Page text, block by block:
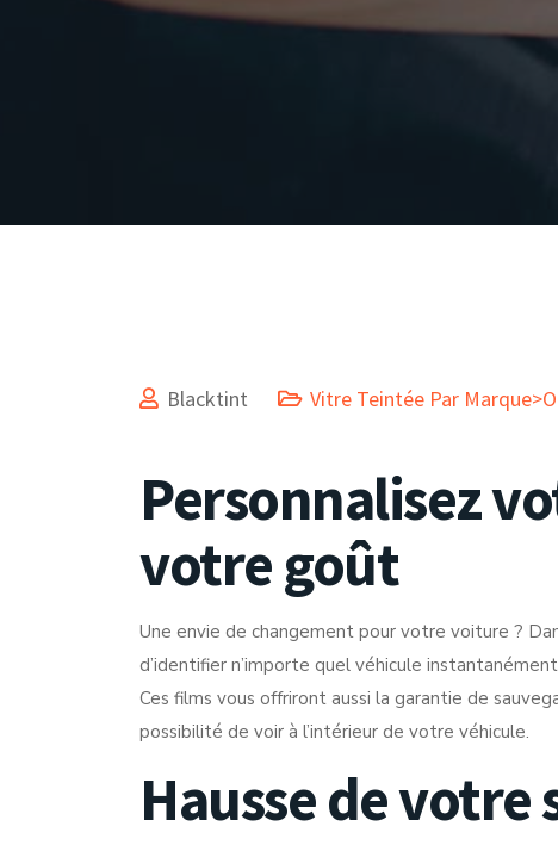
Blacktint Vitre Teintée Par
Personnalisez
votre goût
Une envie de changement pour votre voiture ?
d’identifier n’importe quel véhicule
Ces films vous offriront aussi la garantie de
possibilité de voir à l’intérieur de votre véhicule.
Hausse de votre